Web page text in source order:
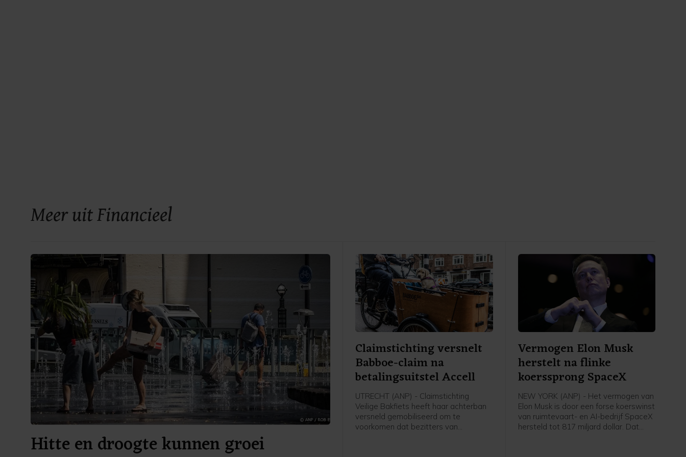
Meer uit Financieel
Hitte en droogte kunnen groei
Claimstichting versnelt
Babboe-claim na
betalingsuitstel Accell
UTRECHT (ANP) - Claimstichting
Veilige Bakfiets heeft haar achterban
versneld gemobiliseerd om te
voorkomen dat bezitters van
Vermogen Elon Musk
herstelt na flinke
koerssprong SpaceX
NEW YORK (ANP) - Het vermogen van
Elon Musk is door een forse koerswinst
van ruimtevaart- en AI-bedrijf SpaceX
hersteld tot 817 miljard dollar. Dat